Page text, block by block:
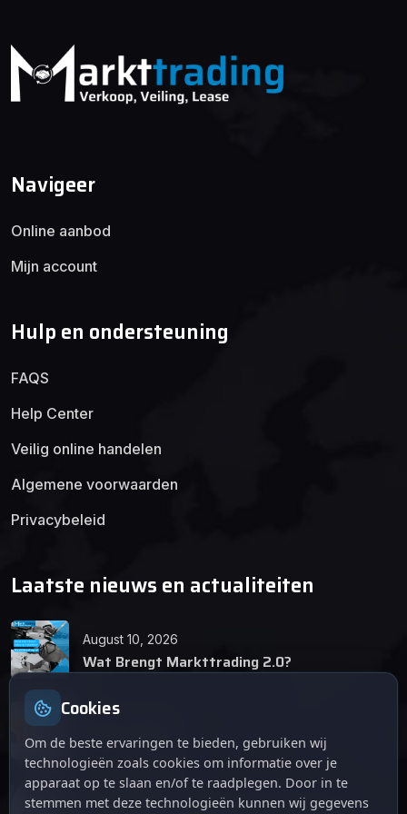
Navigeer
Online aanbod
Mijn account
Hulp en ondersteuning
FAQS
Help Center
Veilig online handelen
Algemene voorwaarden
Privacybeleid
Laatste nieuws en actualiteiten
August 10, 2026
Wat Brengt Markttrading 2.0?
Tips en Tricks
April 12, 2026
Cookies
Om de beste ervaringen te bieden, gebruiken wij
technologieën zoals cookies om informatie over je
apparaat op te slaan en/of te raadplegen. Door in te
stemmen met deze technologieën kunnen wij gegevens